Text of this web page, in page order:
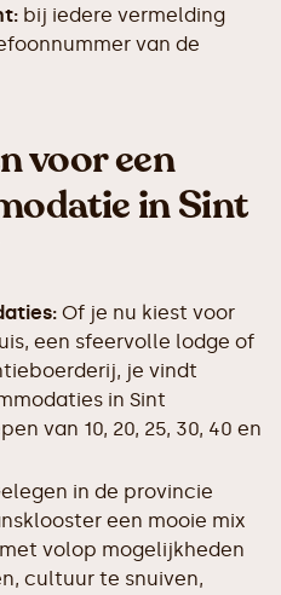
bij iedere vermelding
van de
voor een
in Sint
Of je nu kiest voor
een sfeervolle lodge of
je vindt
in Sint
van 10, 20, 25, 30, 40 en
in de provincie
een mooie mix
volop mogelijkheden
cultuur te snuiven,